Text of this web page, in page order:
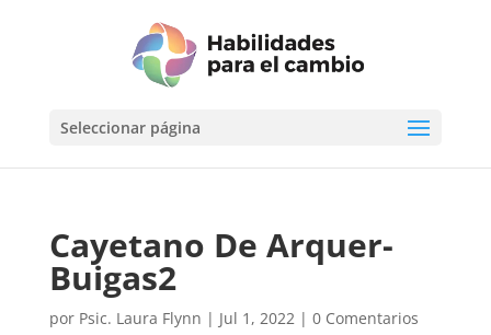
Seleccionar página
Cayetano De Arquer-
Buigas2
por Psic. Laura Flynn | Jul 1, 2022| 0 Comentarios